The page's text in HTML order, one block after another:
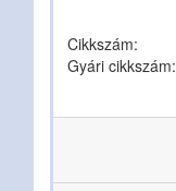
Cikkszám:
Gyári cikkszám: